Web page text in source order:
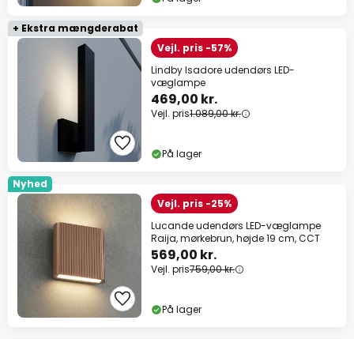
+ Ekstra mængderabat
Vejl. pris -57%
Lindby Isadore udendørs LED-
væglampe
469,00 kr.
Vejl. pris1.089,00 kr.
På lager
Nyhed
Vejl. pris -25%
Lucande udendørs LED-væglampe
Raija, mørkebrun, højde 19 cm, CCT
569,00 kr.
Vejl. pris759,00 kr.
På lager